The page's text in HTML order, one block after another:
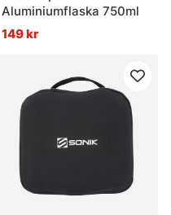
Aluminiumflaska 750ml
149 kr